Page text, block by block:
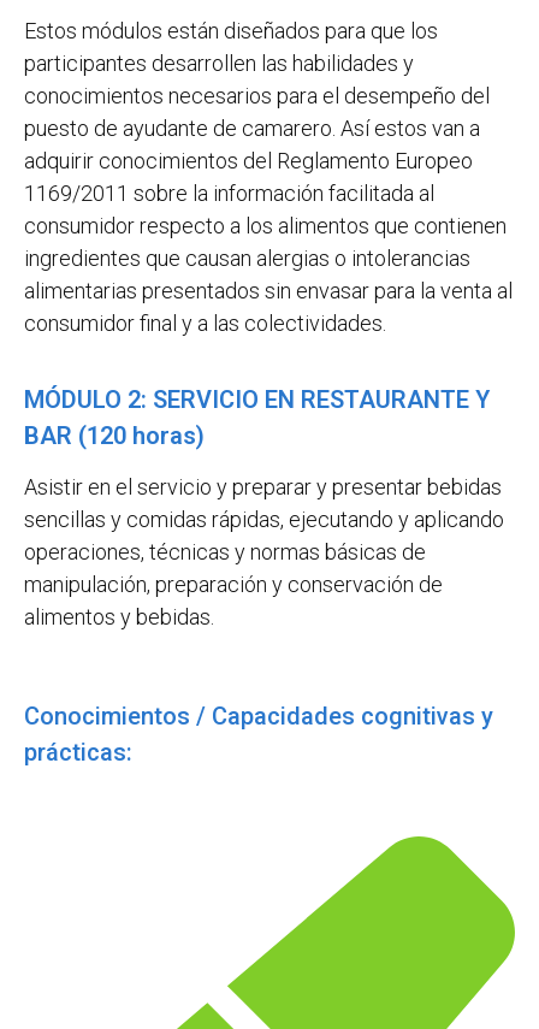
Estos módulos están diseñados para que los
participantes desarrollen las habilidades y
conocimientos necesarios para el desempeño del
puesto de ayudante de camarero. Así estos van a
adquirir conocimientos del Reglamento Europeo
1169/2011 sobre la información facilitada al
consumidor respecto a los alimentos que contienen
ingredientes que causan alergias o intolerancias
alimentarias presentados sin envasar para la venta al
consumidor final y a las colectividades.
MÓDULO 2: SERVICIO EN RESTAURANTE Y
BAR (120 horas)
Asistir en el servicio y preparar y presentar bebidas
sencillas y comidas rápidas, ejecutando y aplicando
operaciones, técnicas y normas básicas de
manipulación, preparación y conservación de
alimentos y bebidas.
Conocimientos / Capacidades cognitivas y
prácticas: